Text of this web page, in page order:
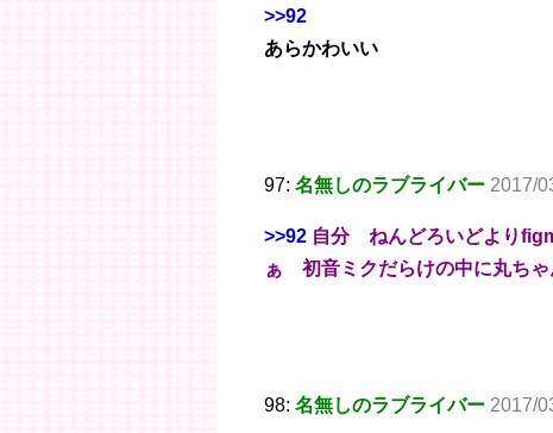
>>92
あらかわいい
97: 名無しのラブライバー 2017/
>>92 自分 ねんどろいどより
ぁ 初音ミクだらけの中に丸ちゃ
98: 名無しのラブライバー 2017/